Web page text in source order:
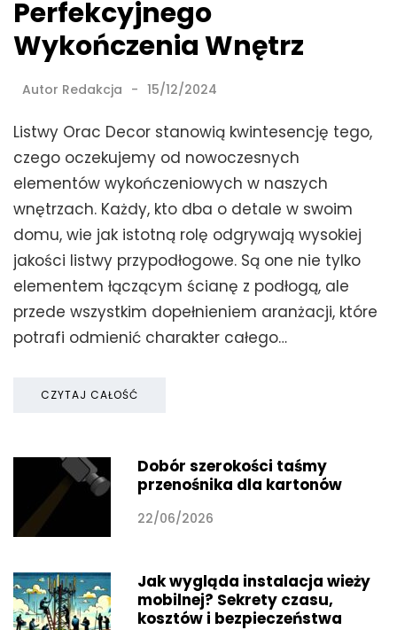
Perfekcyjnego
Wykończenia Wnętrz
Autor Redakcja 15/12/2024
Listwy Orac Decor stanowią kwintesencję tego,
czego oczekujemy od nowoczesnych
elementów wykończeniowych w naszych
wnętrzach. Każdy, kto dba o detale w swoim
domu, wie jak istotną rolę odgrywają wysokiej
jakości listwy przypodłogowe. Są one nie tylko
elementem łączącym ścianę z podłogą, ale
przede wszystkim dopełnieniem aranżacji, które
potrafi odmienić charakter całego…
CZYTAJ CAŁOŚĆ
Dobór szerokości taśmy
przenośnika dla kartonów
22/06/2026
Jak wygląda instalacja wieży
mobilnej? Sekrety czasu,
kosztów i bezpieczeństwa